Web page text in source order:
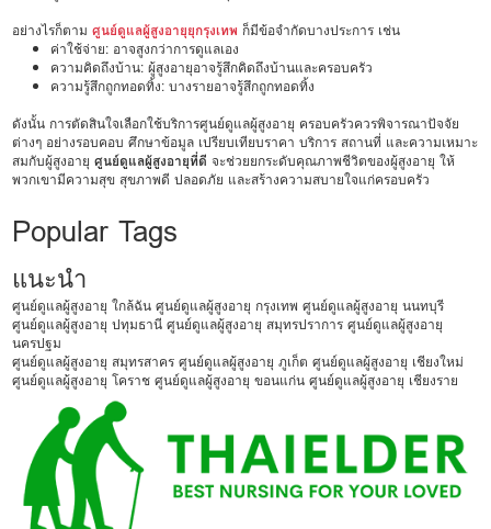
อย่างไรก็ตามศูนย์ดูแลผู้สูงอายุยุกรุงเทพ ก็มีข้อจำกัดบางประการ เช่น
ค่าใช้จ่าย: อาจสูงกว่าการดูแลเอง
ความคิดถึงบ้าน: ผู้สูงอายุอาจรู้สึกคิดถึงบ้านและครอบครัว
ความรู้สึกถูกทอดทิ้ง: บางรายอาจรู้สึกถูกทอดทิ้ง
ดังนั้น การตัดสินใจเลือกใช้บริการศูนย์ดูแลผู้สูงอายุ ครอบครัวควรพิจารณาปัจจัย
ต่างๆ อย่างรอบคอบ ศึกษาข้อมูล เปรียบเทียบราคา บริการ สถานที่ และความเหมาะ
สมกับผู้สูงอายุศูนย์ดูแลผู้สูงอายุที่ดี จะช่วยยกระดับคุณภาพชีวิตของผู้สูงอายุ ให้
พวกเขามีความสุข สุขภาพดี ปลอดภัย และสร้างความสบายใจแก่ครอบครัว
Popular Tags
แนะนำ
ศูนย์ดูแลผู้สูงอายุ ใกล้ฉัน ศูนย์ดูแลผู้สูงอายุ กรุงเทพ ศูนย์ดูแลผู้สูงอายุ นนทบุรี
ศูนย์ดูแลผู้สูงอายุ ปทุมธานี ศูนย์ดูแลผู้สูงอายุ สมุทรปราการ ศูนย์ดูแลผู้สูงอายุ
นครปฐม
ศูนย์ดูแลผู้สูงอายุ สมุทรสาคร ศูนย์ดูแลผู้สูงอายุ ภูเก็ต ศูนย์ดูแลผู้สูงอายุ เชียงใหม่
ศูนย์ดูแลผู้สูงอายุ โคราช ศูนย์ดูแลผู้สูงอายุ ขอนแก่น ศูนย์ดูแลผู้สูงอายุ เชียงราย